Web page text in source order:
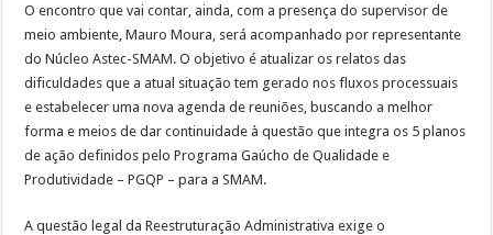
O encontro que vai contar, ainda, com a presença do supervisor de
meio ambiente, Mauro Moura, será acompanhado por representante
do Núcleo Astec-SMAM. O objetivo é atualizar os relatos das
dificuldades que a atual situação tem gerado nos fluxos processuais
e estabelecer uma nova agenda de reuniões, buscando a melhor
forma e meios de dar continuidade à questão que integra os 5 planos
de ação definidos pelo Programa Gaúcho de Qualidade e
Produtividade – PGQP – para a SMAM.
A questão legal da Reestruturação Administrativa exige o